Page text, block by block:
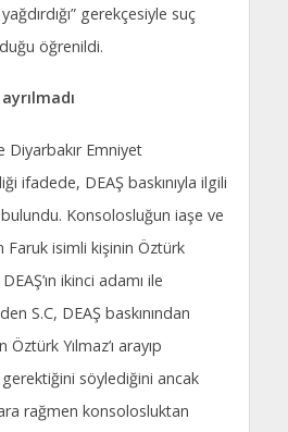
gerekçesiyle suç
öğrenildi.
Diyarbakır Emniyet
ifadede, DEAŞ baskınıyla ilgili
Konsolosluğun iaşe ve
Faruk isimli kişinin Öztürk
ikinci adamı ile
S.C, DEAŞ baskınından
Yılmaz’ı arayıp
gerektiğini söylediğini ancak
rağmen konsolosluktan